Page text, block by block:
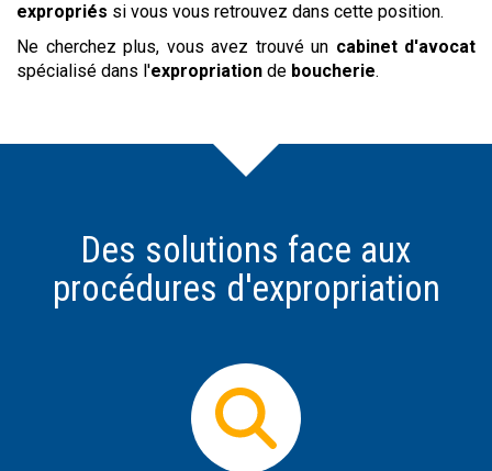
expropriés si vous vous retrouvez dans cette position.
Ne cherchez plus, vous avez trouvé un cabinet d'avocat
spécialisé dans l'expropriation de boucherie.
Des solutions face aux
procédures d'expropriation